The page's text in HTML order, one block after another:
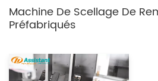
Machine De Scellage De
Préfabriqués